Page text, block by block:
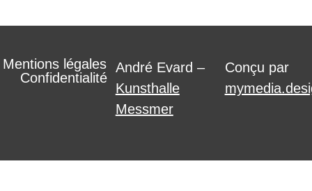
André Evard –
Kunsthalle
Messmer
Conçu par
Mentions légales
Confidentialité